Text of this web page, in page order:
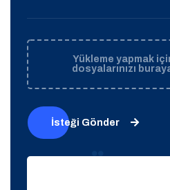
Yükleme yapmak
dosyalarınızı
İsteği Gönder